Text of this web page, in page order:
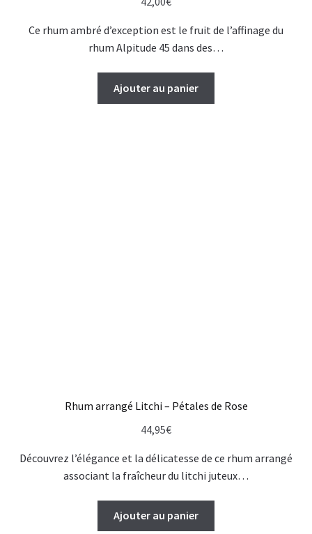
Ce rhum ambré d’exception est le fruit de l’affinage du
rhum Alpitude 45 dans des…
Ajouter au panier
Rhum arrangé Litchi – Pétales de Rose
44,95€
Découvrez l’élégance et la délicatesse de ce rhum arrangé
associant la fraîcheur du litchi juteux…
Ajouter au panier